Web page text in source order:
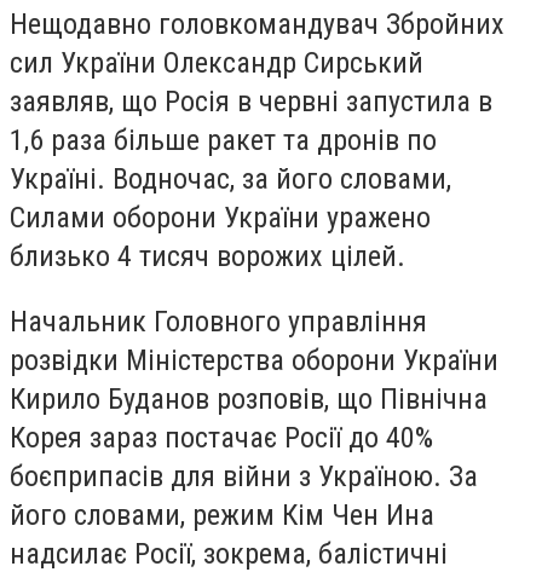
Нещодавно головкомандувач Збройних
сил України Олександр Сирський
заявляв, що Росія в червні запустила в
1,6 раза більше ракет та дронів по
Україні. Водночас, за його словами,
Силами оборони України уражено
близько 4 тисяч ворожих цілей.
Начальник Головного управління
розвідки Міністерства оборони України
Кирило Буданов розповів, що Північна
Корея зараз постачає Росії до 40%
боєприпасів для війни з Україною. За
його словами, режим Кім Чен Ина
надсилає Росії, зокрема, балістичні